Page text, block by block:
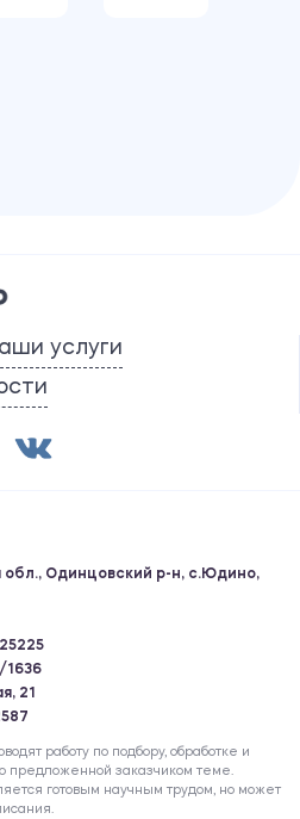
услуги
обл., Одинцовский р-н, с.Юдино,
1636
21
работу по подбору, обработке и
предложенной заказчиком теме.
готовым научным трудом, но может